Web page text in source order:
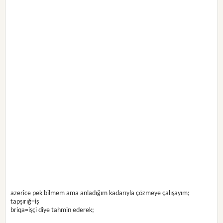
azerice pek bilmem ama anladığım kadarıyla çözmeye çalışayım;
tapşırığ=iş
briqa=işçi diye tahmin ederek;